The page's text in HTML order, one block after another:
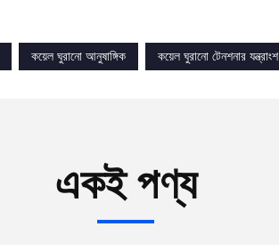
কয়েল ঘুরানো আনুষাঙ্গিক কয়েল ঘুরানো টেনশনার যন্ত্রাংশ
একই পণ্য